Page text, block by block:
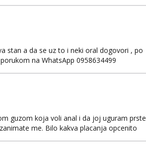
stan a da se uz to i neki oral dogovori , po
na WhatsApp 0958634499
guzom koja voli anal i da joj uguram prste
me. Bilo kakva placanja opcenito